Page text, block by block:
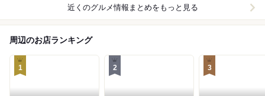
近くのグルメ情報まとめをもっと見る
周辺のお店ランキング
1 2 3